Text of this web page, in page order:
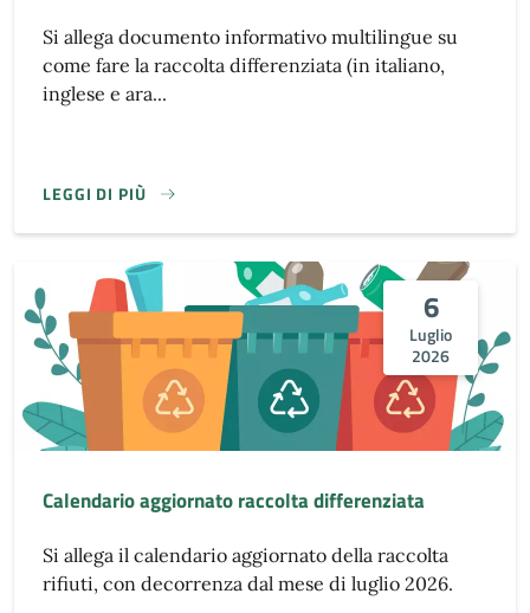
Si allega documento informativo multilingue su
come fare la raccolta differenziata (in italiano,
inglese e ara...
LEGGI DI PIÙ
6
Luglio
2026
Calendario aggiornato raccolta differenziata
Si allega il calendario aggiornato della raccolta
rifiuti, con decorrenza dal mese di luglio 2026.